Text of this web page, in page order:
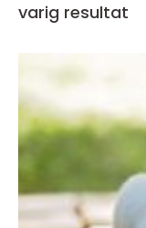
varig resultat